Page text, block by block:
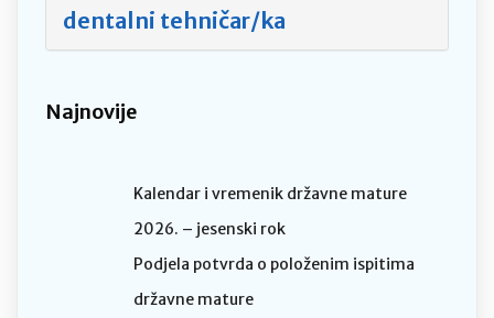
dentalni tehničar/ka
Najnovije
Kalendar i vremenik državne mature
2026. – jesenski rok
Podjela potvrda o položenim ispitima
državne mature